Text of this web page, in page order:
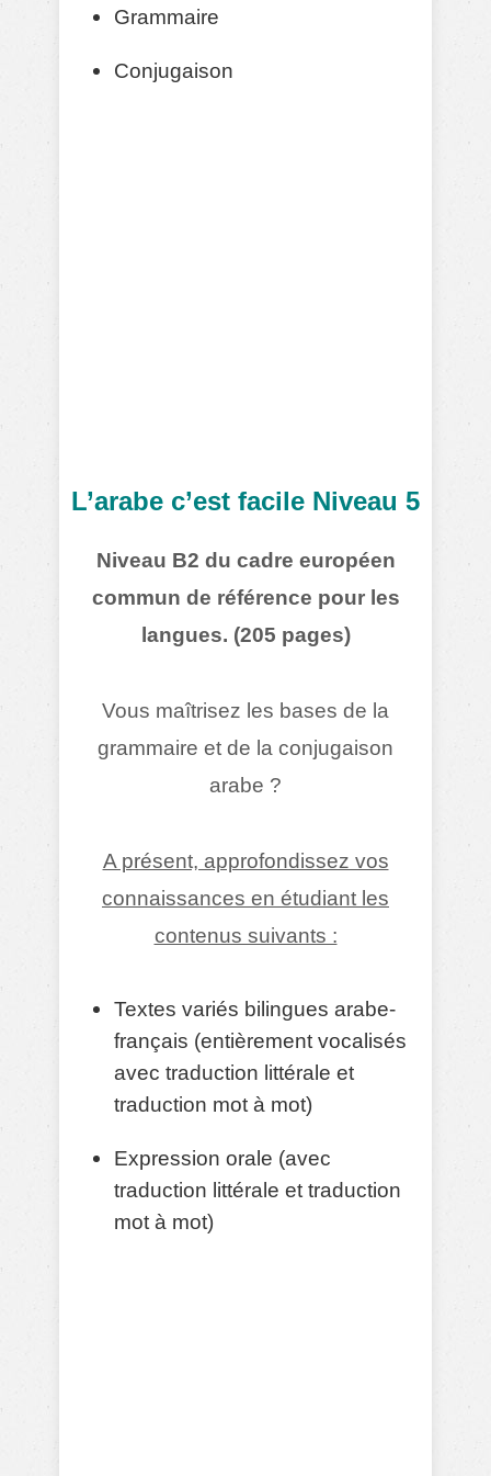
Grammaire
Conjugaison
L’arabe c’est facile Niveau 5
Niveau B2 du cadre européen
commun de référence pour les
langues. (205 pages)
Vous maîtrisez les bases de la
grammaire et de la conjugaison
arabe ?
A présent, approfondissez vos
connaissances en étudiant les
contenus suivants :
Textes variés bilingues arabe-
français (entièrement vocalisés
avec traduction littérale et
traduction mot à mot)
Expression orale (avec
traduction littérale et traduction
mot à mot)